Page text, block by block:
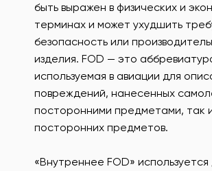
быть выражен в физических и
терминах и может ухудшить
безопасность или
изделия. FOD — это
используемая в авиации для
повреждений, нанесенных
посторонними предметами, так
посторонних предметов.
«Внутреннее FOD» используется